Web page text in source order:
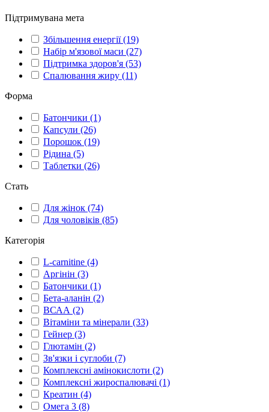
Підтримувана мета
Збільшення енергії(19)
Набір м'язової маси (27)
Підтримка здоров'я (53)
Спалювання жиру (11)
Форма
Батончики (1)
Капсули (26)
Порошок (19)
Рідина (5)
Таблетки (26)
Стать
Для жінок (74)
Для чоловіків (85)
Категорія
L-carnitine (4)
Аргінін (3)
Батончики (1)
Бета-аланін (2)
ВСАА (2)
Вітаміни та мінерали (33)
Гейнер (3)
Глютамін (2)
Зв'язки і суглоби (7)
Комплексні амінокислоти (2)
Комплексні жироспалювачі (1)
Креатин (4)
Омега 3 (8)